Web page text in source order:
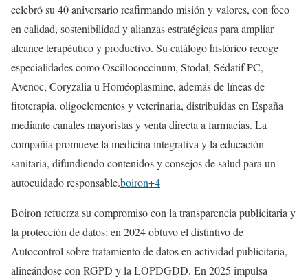
celebró su 40 aniversario reafirmando misión y valores, con foco
en calidad, sostenibilidad y alianzas estratégicas para ampliar
alcance terapéutico y productivo. Su catálogo histórico recoge
especialidades como Oscillococcinum, Stodal, Sédatif PC,
Avenoc, Coryzalia u Homéoplasmine, además de líneas de
fitoterapia, oligoelementos y veterinaria, distribuidas en España
mediante canales mayoristas y venta directa a farmacias. La
compañía promueve la medicina integrativa y la educación
sanitaria, difundiendo contenidos y consejos de salud para un
autocuidado responsable.boiron+4
Boiron refuerza su compromiso con la transparencia publicitaria y
la protección de datos: en 2024 obtuvo el distintivo de
Autocontrol sobre tratamiento de datos en actividad publicitaria,
alineándose con RGPD y la LOPDGDD. En 2025 impulsa